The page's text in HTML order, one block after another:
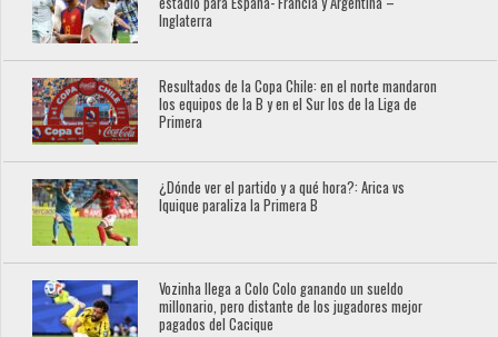
Inglaterra
Resultados de la Copa Chile: en el norte mandaron
los equipos de la B y en el Sur los de la Liga de
Primera
¿Dónde ver el partido y a qué hora?: Arica vs
Iquique paraliza la Primera B
Vozinha llega a Colo Colo ganando un sueldo
millonario, pero distante de los jugadores mejor
pagados del Cacique